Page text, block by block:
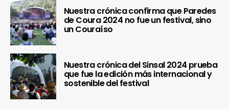
Nuestra crónica confirma que Paredes
de Coura 2024 no fue un festival, sino
un Couraíso
Nuestra crónica del Sinsal 2024 prueba
que fue la edición más internacional y
sostenible del festival